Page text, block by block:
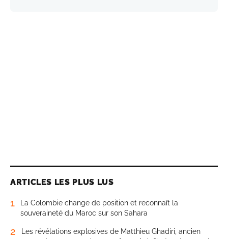
ARTICLES LES PLUS LUS
1
La Colombie change de position et reconnaît la
souveraineté du Maroc sur son Sahara
2
Les révélations explosives de Matthieu Ghadiri, ancien